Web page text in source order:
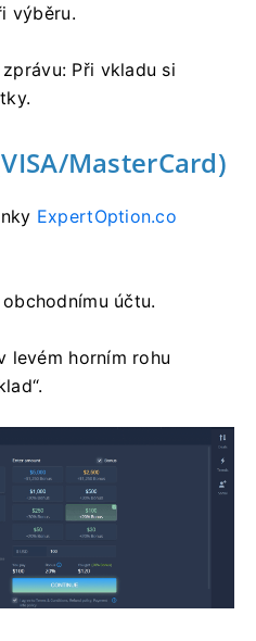
výběru.
Při vkladu si
MasterCard)
ExpertOption.co
účtu.
levém horním rohu